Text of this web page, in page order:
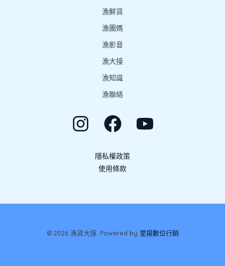
漁鮮貨
漁團媽
漁影音
漁大接
漁知識
漁聯絡
隱私權政策
使用條款
© 2026 漁貨大接. Powered by 里揚數位行銷
加LINE洽談